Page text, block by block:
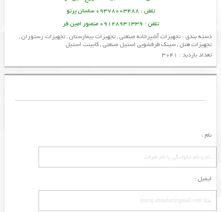
تلفن : 09378003488 ساسان پرتو
تلفن : 09128931339 منصور امین فر
دسته بندی :تجهیزات آشپزخانه صنعتی,تجهیزات بیمارستان,تجهیزات رستوران,
تجهیزات هتل,سینک ظرفشویی استیل صنعتی,کابینت استیل
تعداد بازدید : 3041
نام :
ایمیل :